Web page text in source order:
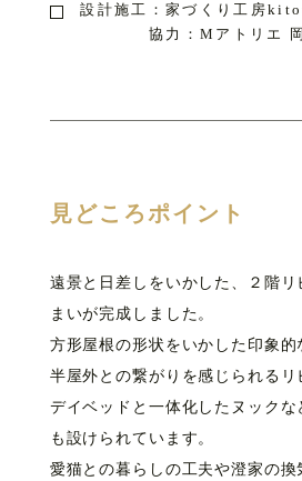
設計施工：家づくり工房
協力：Mアトリエ
見どころポイント
遠景と日差しをいかした、２階リ
まいが完成しました。
方形屋根の形状をいかした印象
半屋外との繋がりを感じられるリ
デイベッドと一体化したヌック
も設けられています。
愛猫との暮らしの工夫や澄家の